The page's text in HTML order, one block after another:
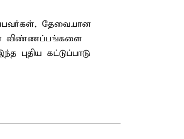
தேவையான
விண்ணப்பங்களை
புதிய கட்டுப்பாடு